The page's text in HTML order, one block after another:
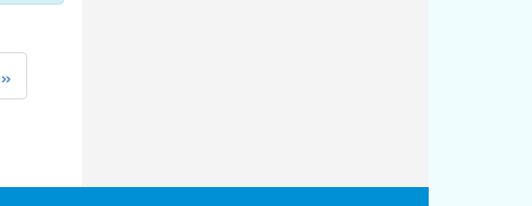
»最後頁